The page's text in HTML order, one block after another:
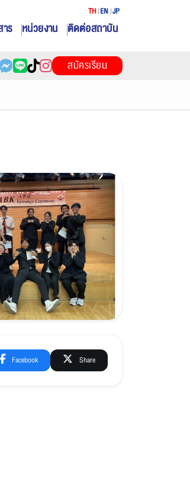
ร หน่วยงาน ติดต่อสถาบัน
TH EN JP
สมัครเรียน
Facebook Share